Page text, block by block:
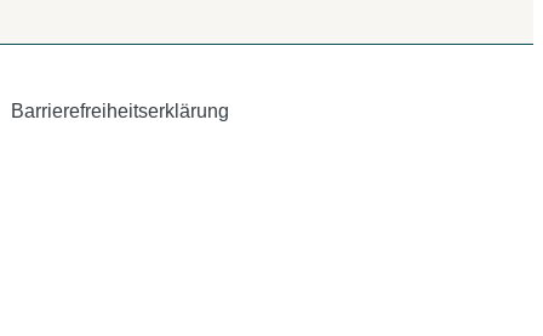
Barrierefreiheitserklärung